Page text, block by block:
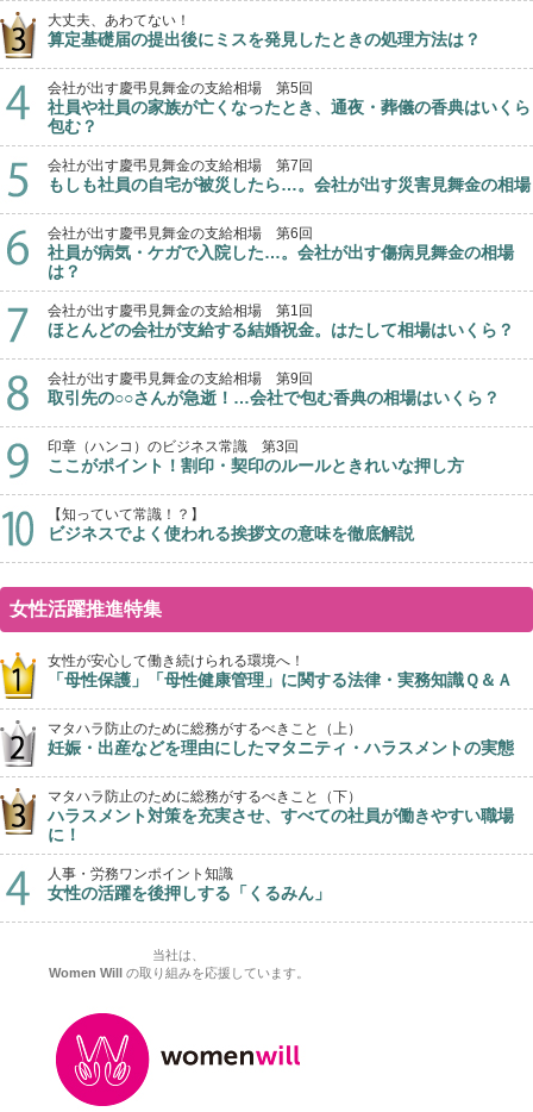
大丈夫、あわてない！
算定基礎届の提出後にミスを発見したときの処理方法は？
会社が出す慶弔見舞金の支給相場 第5回
社員や社員の家族が亡くなったとき、通夜・葬儀の香典はいくら
包む？
会社が出す慶弔見舞金の支給相場 第7回
もしも社員の自宅が被災したら…。会社が出す災害見舞金の相場
会社が出す慶弔見舞金の支給相場 第6回
社員が病気・ケガで入院した…。会社が出す傷病見舞金の相場
は？
会社が出す慶弔見舞金の支給相場 第1回
ほとんどの会社が支給する結婚祝金。はたして相場はいくら？
会社が出す慶弔見舞金の支給相場 第9回
取引先の○○さんが急逝！…会社で包む香典の相場はいくら？
印章（ハンコ）のビジネス常識 第3回
ここがポイント！割印・契印のルールときれいな押し方
【知っていて常識！？】
ビジネスでよく使われる挨拶文の意味を徹底解説
女性活躍推進特集
女性が安心して働き続けられる環境へ！
「母性保護」「母性健康管理」に関する法律・実務知識Ｑ＆Ａ
マタハラ防止のために総務がするべきこと（上）
妊娠・出産などを理由にしたマタニティ・ハラスメントの実態
マタハラ防止のために総務がするべきこと（下）
ハラスメント対策を充実させ、すべての社員が働きやすい職場
に！
人事・労務ワンポイント知識
女性の活躍を後押しする「くるみん」
当社は、
Women Willの取り組みを応援しています。